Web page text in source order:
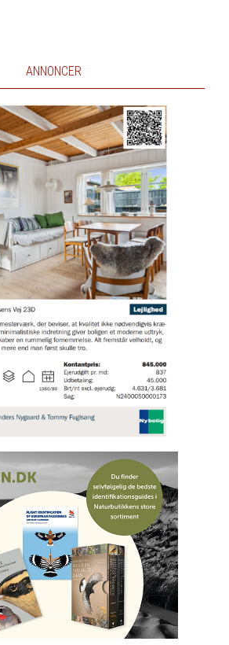
ANNONCER